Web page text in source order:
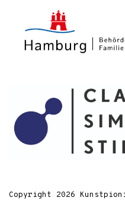
Copyright 2026